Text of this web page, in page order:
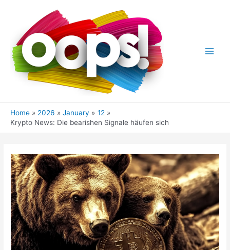
Home 2026 January
12
Krypto News: Die bearishen Signale häufen sich